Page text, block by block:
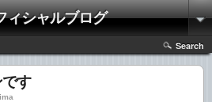
ィシャルブログ
Search
す